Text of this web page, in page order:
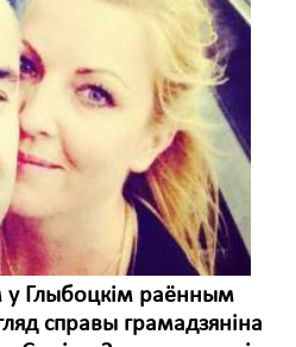
Глыбоцкім раённым
справы грамадзяніна